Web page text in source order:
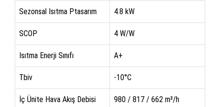
Sezonsal Isıtma Ptasarım 4.8 kW
SCOP 4 W/W
Isıtma Enerji Sınıfı A+
Tbiv -10°C
İç Ünite Hava Akış Debisi 980 / 817 / 662 m³/h